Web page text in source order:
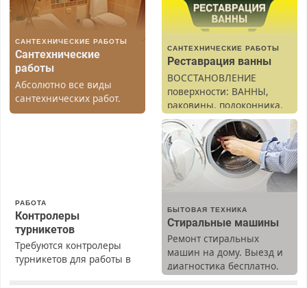
САНТЕХНИЧЕСКИЕ РАБОТЫ
Сантехнические
работы
Абсолютно все виды
сантехнических работ.
Быстро. Качественно.
САНТЕХНИЧЕСКИЕ РАБОТЫ
Реставрация ванны
ВОССТАНОВЛЕНИЕ
поверхности: ВАННЫ,
раковины, подоконника.
От скола до полной
реставрации. 100%
результат.
РАБОТА
Контролеры
турникетов
Требуются контролеры
турникетов для работы в
БЫТОВАЯ ТЕХНИКА
Стиральные машины
Ремонт стиральных
машин на дому. Выезд и
диагностика бесплатно.